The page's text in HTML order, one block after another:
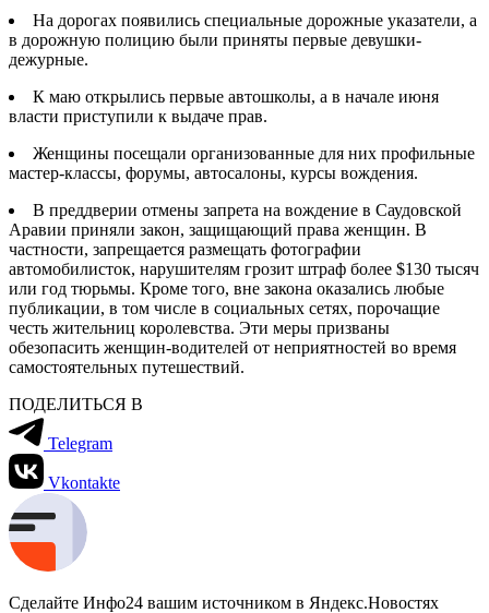
На дорогах появились специальные дорожные указатели, а
в дорожную полицию были приняты первые девушки-
дежурные.
К маю открылись первые автошколы, а в начале июня
власти приступили к выдаче прав.
Женщины посещали организованные для них профильные
мастер-классы, форумы, автосалоны, курсы вождения.
В преддверии отмены запрета на вождение в Саудовской
Аравии приняли закон, защищающий права женщин. В
частности, запрещается размещать фотографии
автомобилисток, нарушителям грозит штраф более $130 тысяч
или год тюрьмы. Кроме того, вне закона оказались любые
публикации, в том числе в социальных сетях, порочащие
честь жительниц королевства. Эти меры призваны
обезопасить женщин-водителей от неприятностей во время
самостоятельных путешествий.
ПОДЕЛИТЬСЯ В
Telegram
Vkontakte
Сделайте Инфо24 вашим источником в Яндекс.Новостях